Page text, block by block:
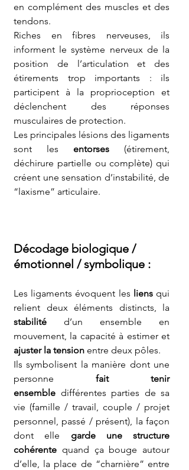
en complément des muscles et des
tendons.
Riches en fibres nerveuses, ils
informent le système nerveux de la
position de l’articulation et des
étirements trop importants : ils
participent à la proprioception et
déclenchent des réponses
musculaires de protection.
Les principales lésions des ligaments
sont les entorses (étirement,
déchirure partielle ou complète) qui
créent une sensation d’instabilité, de
“laxisme” articulaire.
Décodage biologique /
émotionnel / symbolique :
Les ligaments évoquent les liens qui
stabilité d’un ensemble en
ajuster la tension entre deux pôles.
Ils symbolisent la manière dont une
personne fait tenir
ensemble différentes parties de sa
vie (famille / travail, couple / projet
personnel, passé / présent), la façon
dont elle garde une structure
cohérente quand ça bouge autour
d’elle, la place de “charnière” entre